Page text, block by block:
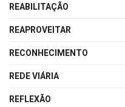
REABILITAÇÃO
REAPROVEITAR
RECONHECIMENTO
REDE VIÁRIA
REFLEXÃO